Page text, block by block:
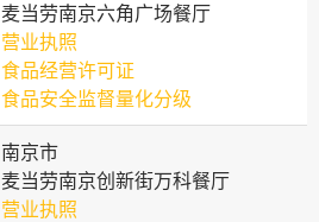
麦当劳南京六角广场餐厅
营业执照
食品经营许可证
食品安全监督量化分级
南京市
麦当劳南京创新街万科餐厅
营业执照